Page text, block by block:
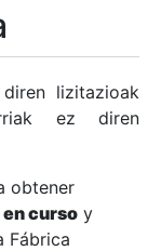
lizitazioak
ez diren
obtener
curso y
Fábrica